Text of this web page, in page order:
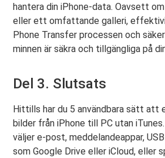
hantera din iPhone-data. Oavsett
eller ett omfattande galleri,
Phone Transfer processen och
minnen är säkra och tillgängliga på
Del 3. Slutsats
Hittills har du 5 användbara sätt att
bilder från iPhone till PC utan
väljer e-post, meddelandeappar,
som Google Drive eller iCloud, eller